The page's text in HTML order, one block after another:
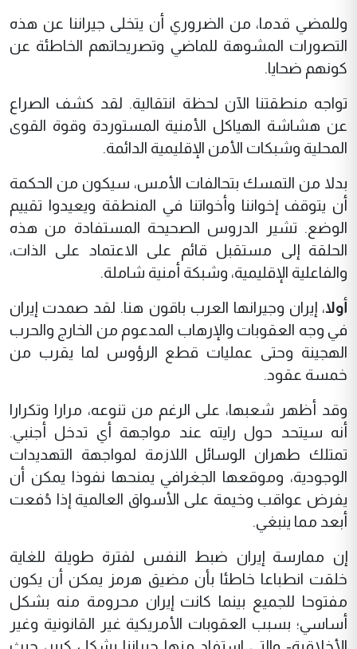
وللمضي قدما، من الضروري أن يتخلى جيراننا عن هذه
التصورات المشوهة للماضي وتصريحاتهم الخاطئة عن
كونهم ضحايا.
تواجه منطقتنا الآن لحظة انتقالية. لقد كشف الصراع
عن هشاشة الهياكل الأمنية المستوردة وقوة القوى
المحلية وشبكات الأمن الإقليمية الدائمة.
بدلا من التمسك بتحالفات الأمس، سيكون من الحكمة
أن يتوقف إخواننا وأخواتنا في المنطقة ويعيدوا تقييم
الوضع. تشير الدروس الصحيحة المستفادة من هذه
الحلقة إلى مستقبل قائم على الاعتماد على الذات،
والفاعلية الإقليمية، وشبكة أمنية شاملة.
أولا، إيران وجيرانها العرب باقون هنا. لقد صمدت إيران
في وجه العقوبات والإرهاب المدعوم من الخارج والحرب
الهجينة وحتى عمليات قطع الرؤوس لما يقرب من
خمسة عقود.
وقد أظهر شعبها، على الرغم من تنوعه، مرارا وتكرارا
أنه سيتحد حول رايته عند مواجهة أي تدخل أجنبي.
تمتلك طهران الوسائل اللازمة لمواجهة التهديدات
الوجودية، وموقعها الجغرافي يمنحها نفوذا يمكن أن
يفرض عواقب وخيمة على الأسواق العالمية إذا دُفعت
أبعد مما ينبغي.
إن ممارسة إيران ضبط النفس لفترة طويلة للغاية
خلقت انطباعا خاطئا بأن مضيق هرمز يمكن أن يكون
مفتوحا للجميع بينما كانت إيران محرومة منه بشكل
أساسي؛ بسبب العقوبات الأمريكية غير القانونية وغير